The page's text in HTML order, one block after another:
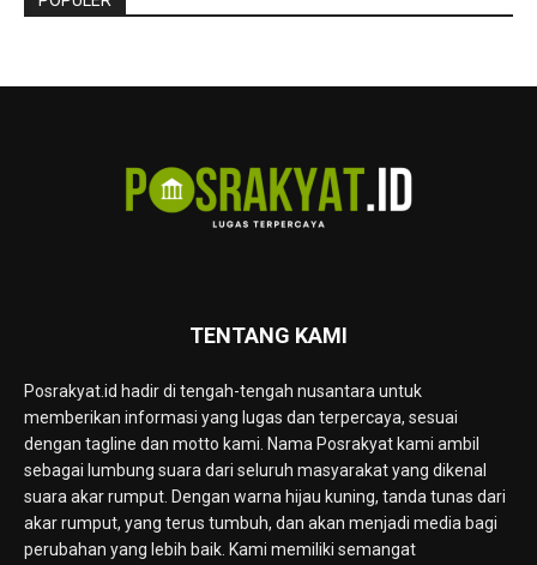
TENTANG KAMI
Posrakyat.id hadir di tengah-tengah nusantara untuk
memberikan informasi yang lugas dan terpercaya, sesuai
dengan tagline dan motto kami. Nama Posrakyat kami ambil
sebagai lumbung suara dari seluruh masyarakat yang dikenal
suara akar rumput. Dengan warna hijau kuning, tanda tunas dari
akar rumput, yang terus tumbuh, dan akan menjadi media bagi
perubahan yang lebih baik. Kami memiliki semangat